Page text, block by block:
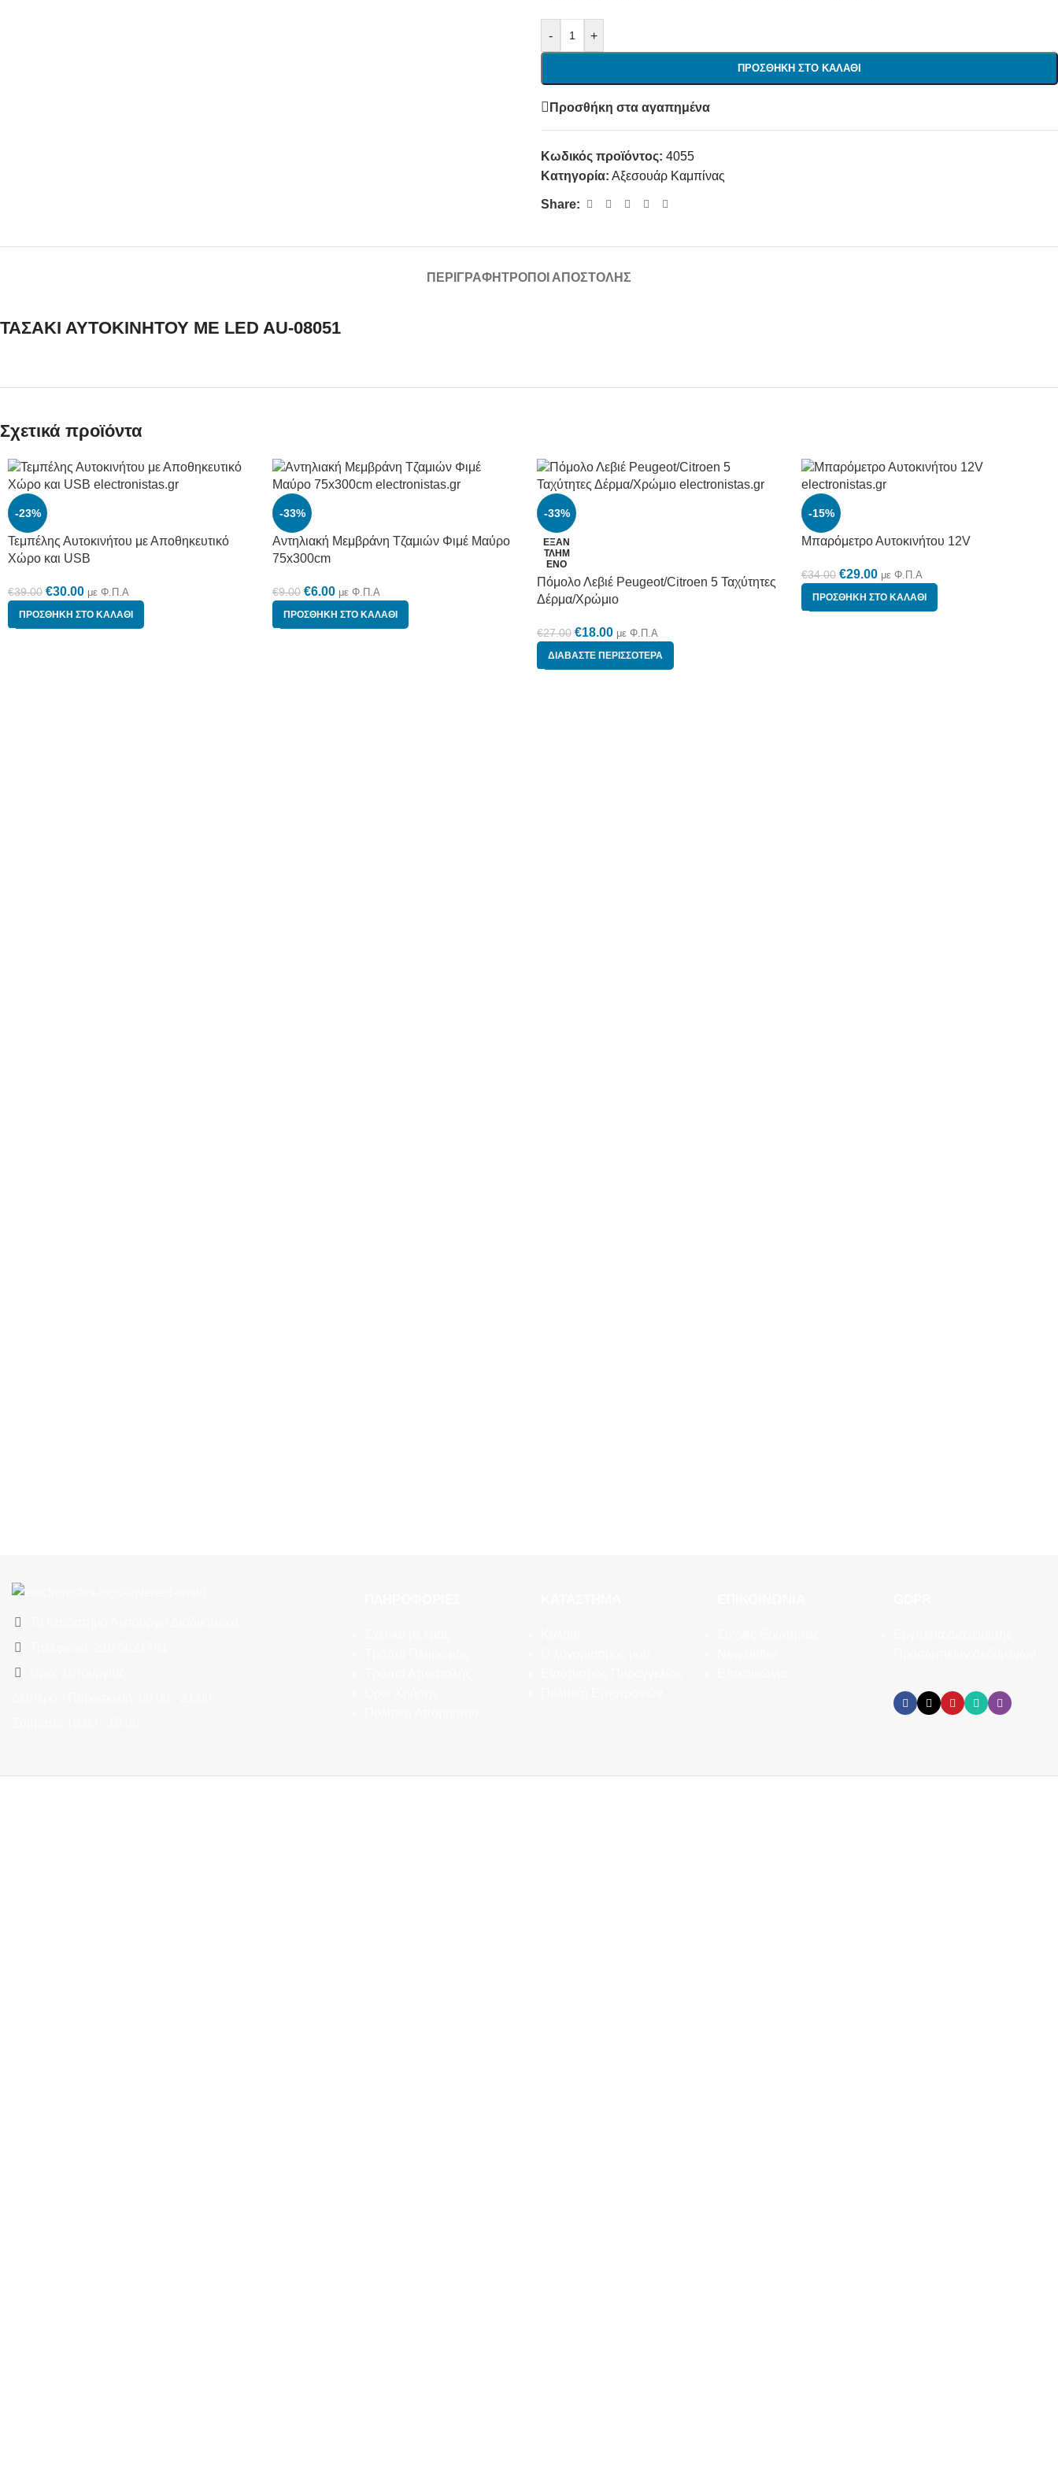
- +
ΠΡΟΣΘΉΚΗ ΣΤΟ ΚΑΛΆΘΙ
Προσθήκη στα αγαπημένα
Κωδικός προϊόντος: 4055
Κατηγορία: Αξεσουάρ Καμπίνας
Share:
ΠΕΡΙΓΡΑΦΉΤΡΌΠΟΙ ΑΠΟΣΤΟΛΉΣ
ΤΑΣΑΚΙ ΑΥΤΟΚΙΝΗΤΟΥ ΜΕ LED AU-08051
Σχετικά προϊόντα
-23%
Τεμπέλης Αυτοκινήτου με Αποθηκευτικό
Χώρο και USB
€39.00 €30.00 με Φ.Π.Α
ΠΡΟΣΘΉΚΗ ΣΤΟ ΚΑΛΆΘΙ
-33%
Αντηλιακή Μεμβράνη Τζαμιών Φιμέ Μαύρο
75x300cm
€9.00 €6.00 με Φ.Π.Α
ΠΡΟΣΘΉΚΗ ΣΤΟ ΚΑΛΆΘΙ
-33%
ΕΞΑΝ
ΤΛΗΜ
ΈΝΟ
Πόμολο Λεβιέ Peugeot/Citroen 5 Ταχύτητες
Δέρμα/Χρώμιο
€27.00 €18.00 με Φ.Π.Α
ΔΙΑΒΆΣΤΕ ΠΕΡΙΣΣΌΤΕΡΑ
-15%
Μπαρόμετρο Αυτοκινήτου 12V
€34.00 €29.00 με Φ.Π.Α
ΠΡΟΣΘΉΚΗ ΣΤΟ ΚΑΛΆΘΙ